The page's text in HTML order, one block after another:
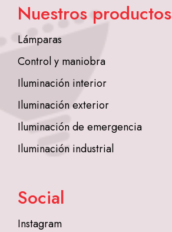
Nuestros productos
Lámparas
Control y maniobra
Iluminación interior
Iluminación exterior
Iluminación de emergencia
Iluminación industrial
Social
Instagram